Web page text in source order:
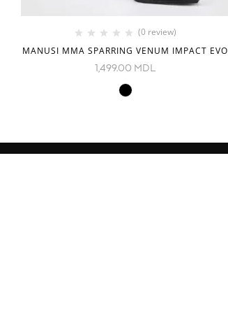
(0 review)
MANUSI MMA SPARRING VENUM IMPACT EVO
1,499.00 MDL